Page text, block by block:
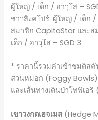
ผู้ใหญ่ / เด็ก / อาวุโส –
ชาวสิงคโปร์: ผู้ใหญ่ / เด็ก
สมาชิก CapitaStar และ
เด็ก / อาวุโส – SGD 3
* ราคานี้รวมค่าเข้าชมดิส
สวนหมอก (Foggy
และเส้นทางเดินป่าโทพิเอ
เขาวงกตเฮจเมส (Hedge